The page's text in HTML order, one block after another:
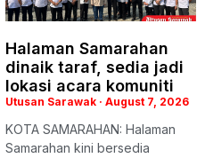
Halaman Samarahan
dinaik taraf, sedia jadi
lokasi acara komuniti
Utusan Sarawak August 7, 2026
KOTA SAMARAHAN: Halaman
Samarahan kini bersedia